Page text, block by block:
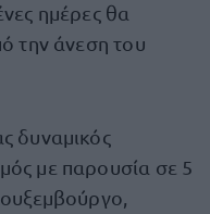
ημέρες θα
την άνεση του
δυναμικός
με παρουσία σε 5